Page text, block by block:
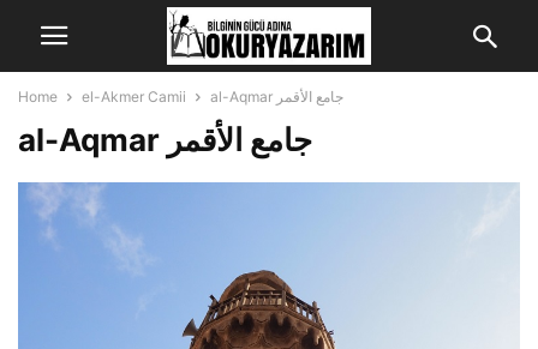
Home el-Akmer Camii al-Aqmar جامع الأقمر
al-Aqmar جامع الأقمر